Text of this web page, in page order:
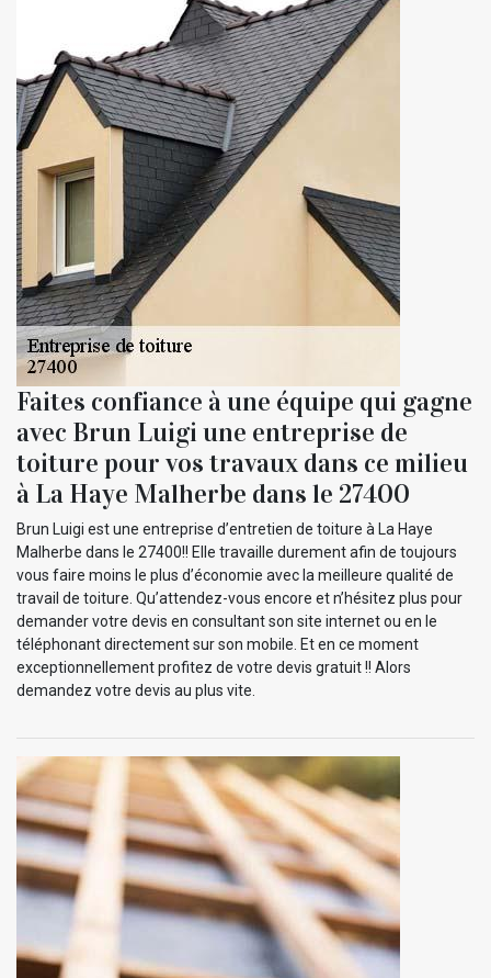
Faites confiance à une équipe qui gagne
avec Brun Luigi une entreprise de
toiture pour vos travaux dans ce milieu
à La Haye Malherbe dans le 27400
Brun Luigi est une entreprise d’entretien de toiture à La Haye
Malherbe dans le 27400!! Elle travaille durement afin de toujours
vous faire moins le plus d’économie avec la meilleure qualité de
travail de toiture. Qu’attendez-vous encore et n’hésitez plus pour
demander votre devis en consultant son site internet ou en le
téléphonant directement sur son mobile. Et en ce moment
exceptionnellement profitez de votre devis gratuit !! Alors
demandez votre devis au plus vite.